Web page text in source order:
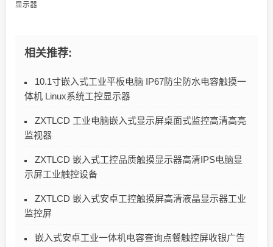
显示器
相关推荐:
10.1寸嵌入式工业平板电脑 IP67防尘防水电容触摸一
体机 Linux系统工控显示器
ZXTLCD 工业电脑嵌入式显示屏桌面式监控高清高亮
监视器
ZXTLCD 嵌入式工控品质触摸显示器高清IPS电脑显
示屏工业触控设备
ZXTLCD 嵌入式安卓工控触摸屏高清液晶显示器工业
监控屏
嵌入式安卓工业一体机电容查询点餐触控屏收银广告